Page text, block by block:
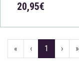
20,95€
« ‹ 1 › »